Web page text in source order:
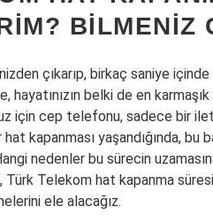
BILMENIZ
çıkarıp, birkaç saniye
hayatınızın belki de en
için cep telefonu, sadece bir
hat kapanması yaşandığında,
nedenler bu sürecin
Telekom hat kapanma
ele alacağız.